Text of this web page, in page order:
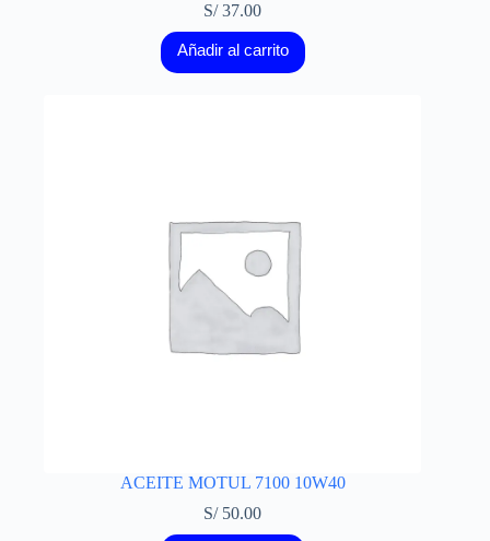
S/37.00
Añadir al carrito
ACEITE MOTUL 7100 10W40
S/50.00